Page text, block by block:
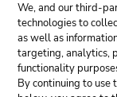
We, and our third-
technologies to
as well as
targeting, analytics,
functionality
By continuing to use